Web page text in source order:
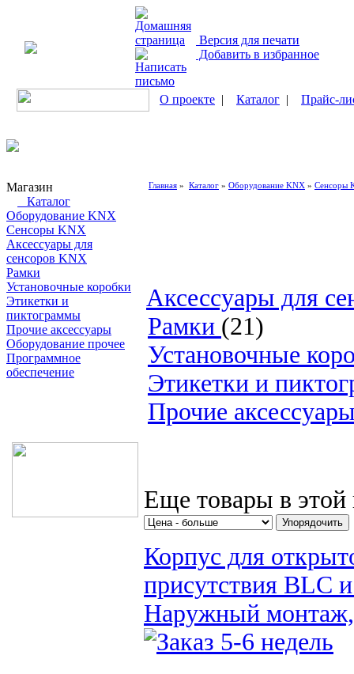
Версия для печати
Добавить в избранное
О проекте | Каталог | Прайс-
Магазин
Каталог
Оборудование KNX
Сенсоры KNX
Аксессуары для
сенсоров KNX
Рамки
Установочные коробки
Этикетки и
пиктограммы
Прочие аксессуары
Оборудование прочее
Программное
обеспечение
Главная » Каталог » Оборудование KNX » Сенсоры
Аксессуары для
Рамки (21)
Установочные
Этикетки и
Прочие
Еще товары в этой
Корпус для
присутствия BLC
Наружный